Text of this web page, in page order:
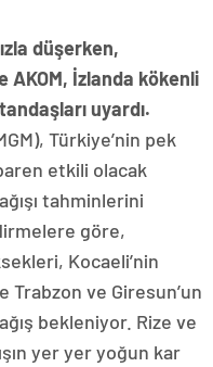
düşerken,
AKOM, İzlanda kökenli
uyardı.
Türkiye’nin pek
etkili olacak
tahminlerini
göre,
Kocaeli’nin
ve Giresun’un
bekleniyor. Rize ve
yer yer yoğun kar